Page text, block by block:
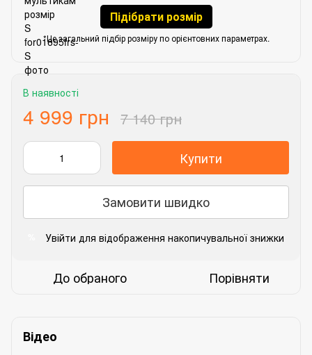
Підібрати розмір
*Це загальний підбір розміру по орієнтовних параметрах.
В наявності
4 999 грн 7 140 грн
Купити
Замовити швидко
Увійти для відображення накопичувальної знижки
До обраного Порівняти
Відео